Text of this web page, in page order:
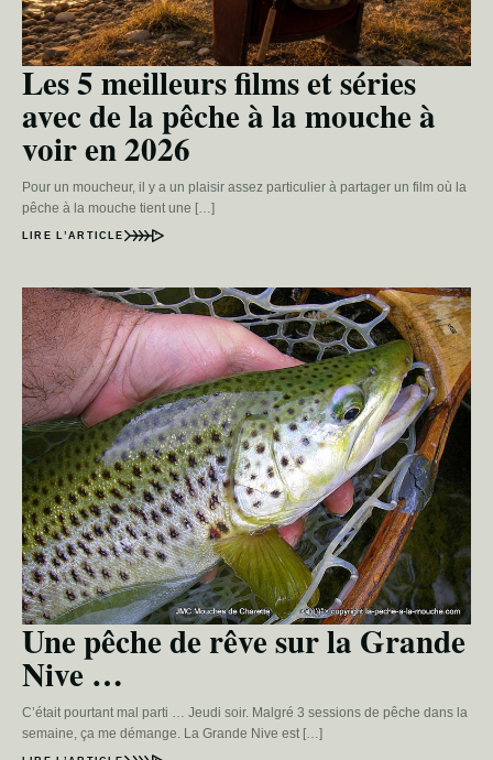
Les 5 meilleurs films et séries
avec de la pêche à la mouche à
voir en 2026
Pour un moucheur, il y a un plaisir assez particulier à partager un film où la
pêche à la mouche tient une […]
LIRE L’ARTICLE
Une pêche de rêve sur la Grande
Nive …
C’était pourtant mal parti … Jeudi soir. Malgré 3 sessions de pêche dans la
semaine, ça me démange. La Grande Nive est […]